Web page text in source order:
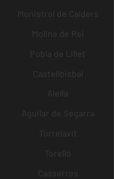
Monistrol de Calders
Molins de Rei
Pobla de Lillet
Castellbisbal
Alella
Aguilar de Segarra
Torrelavit
Torelló
Casserres